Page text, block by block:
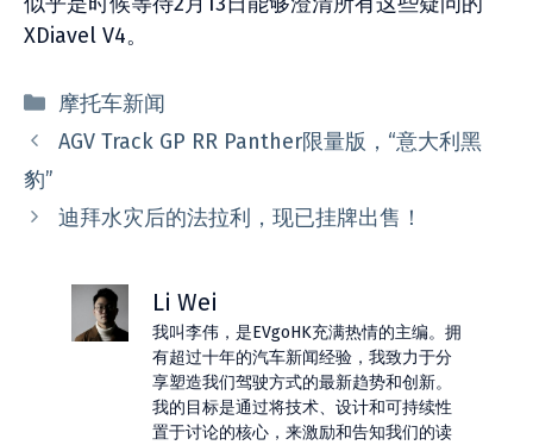
XDiavel V4。
分
类
摩托车新闻
AGV Track GP RR Panther限量版，“意大利黑
豹”
迪拜水灾后的法拉利，现已挂牌出售！
Li Wei
我叫李伟，是EVgoHK充满热情的主编。拥
有超过十年的汽车新闻经验，我致力于分
享塑造我们驾驶方式的最新趋势和创新。
我的目标是通过将技术、设计和可持续性
置于讨论的核心，来激励和告知我们的读